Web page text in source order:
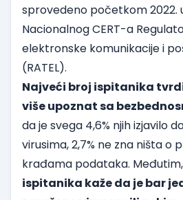
sprovedeno početkom 2022.
Nacionalnog CERT-a
elektronske komunikacije i
(RATEL).
Najveći broj ispitanika
više upoznat sa
da je svega 4,6% njih izjavilo
virusima, 2,7% ne zna ništa o
krađama podataka. Međutim,
ispitanika kaže da je bar